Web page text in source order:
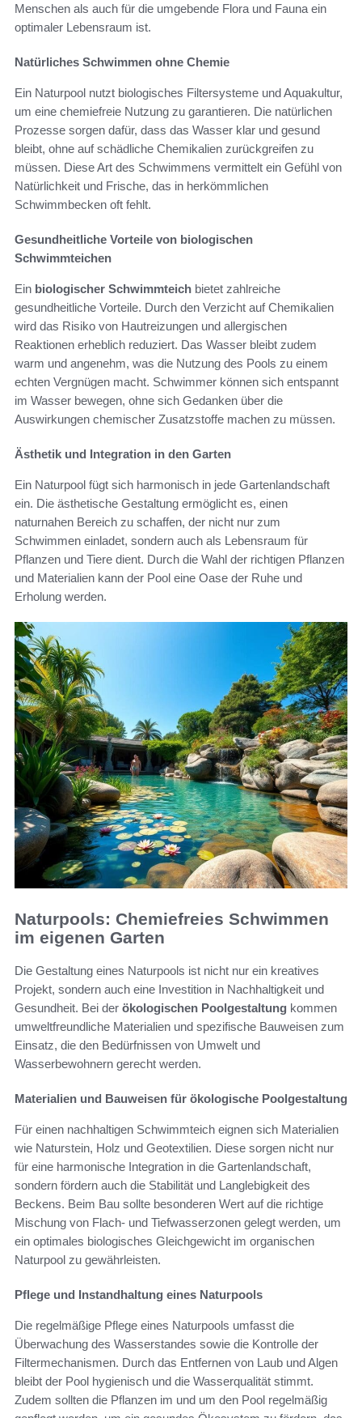
Menschen als auch für die umgebende Flora und Fauna ein
optimaler Lebensraum ist.
Natürliches Schwimmen ohne Chemie
Ein Naturpool nutzt biologisches Filtersysteme und Aquakultur,
um eine chemiefreie Nutzung zu garantieren. Die natürlichen
Prozesse sorgen dafür, dass das Wasser klar und gesund
bleibt, ohne auf schädliche Chemikalien zurückgreifen zu
müssen. Diese Art des Schwimmens vermittelt ein Gefühl von
Natürlichkeit und Frische, das in herkömmlichen
Schwimmbecken oft fehlt.
Gesundheitliche Vorteile von biologischen
Schwimmteichen
Ein biologischer Schwimmteich bietet zahlreiche
gesundheitliche Vorteile. Durch den Verzicht auf Chemikalien
wird das Risiko von Hautreizungen und allergischen
Reaktionen erheblich reduziert. Das Wasser bleibt zudem
warm und angenehm, was die Nutzung des Pools zu einem
echten Vergnügen macht. Schwimmer können sich entspannt
im Wasser bewegen, ohne sich Gedanken über die
Auswirkungen chemischer Zusatzstoffe machen zu müssen.
Ästhetik und Integration in den Garten
Ein Naturpool fügt sich harmonisch in jede Gartenlandschaft
ein. Die ästhetische Gestaltung ermöglicht es, einen
naturnahen Bereich zu schaffen, der nicht nur zum
Schwimmen einladet, sondern auch als Lebensraum für
Pflanzen und Tiere dient. Durch die Wahl der richtigen Pflanzen
und Materialien kann der Pool eine Oase der Ruhe und
Erholung werden.
Naturpools: Chemiefreies Schwimmen
im eigenen Garten
Die Gestaltung eines Naturpools ist nicht nur ein kreatives
Projekt, sondern auch eine Investition in Nachhaltigkeit und
Gesundheit. Bei der ökologischen Poolgestaltung kommen
umweltfreundliche Materialien und spezifische Bauweisen zum
Einsatz, die den Bedürfnissen von Umwelt und
Wasserbewohnern gerecht werden.
Materialien und Bauweisen für ökologische Poolgestaltung
Für einen nachhaltigen Schwimmteich eignen sich Materialien
wie Naturstein, Holz und Geotextilien. Diese sorgen nicht nur
für eine harmonische Integration in die Gartenlandschaft,
sondern fördern auch die Stabilität und Langlebigkeit des
Beckens. Beim Bau sollte besonderen Wert auf die richtige
Mischung von Flach- und Tiefwasserzonen gelegt werden, um
ein optimales biologisches Gleichgewicht im organischen
Naturpool zu gewährleisten.
Pflege und Instandhaltung eines Naturpools
Die regelmäßige Pflege eines Naturpools umfasst die
Überwachung des Wasserstandes sowie die Kontrolle der
Filtermechanismen. Durch das Entfernen von Laub und Algen
bleibt der Pool hygienisch und die Wasserqualität stimmt.
Zudem sollten die Pflanzen im und um den Pool regelmäßig